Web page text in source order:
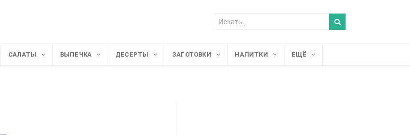
САЛАТЫ ВЫПЕЧКА ДЕСЕРТЫ ЗАГОТОВКИ НАПИТКИ ЕЩЁ